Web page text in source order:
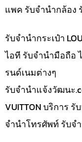
แพค รับจำนำกล้อง
รับจำนำกระเป๋า
ไอที รับจำนำมือถือ
รนด์เนมต่างๆ
รับจํานําแจ้งวัฒนะ
VUITTON บริการ
จำนำโทรศัพท์ รับจ